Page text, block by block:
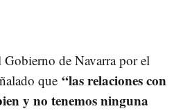
de Navarra por el
que “las relaciones con
y no tenemos ninguna